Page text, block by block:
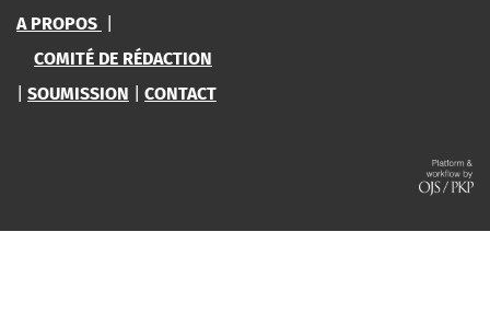
A PROPOS
COMITÉ DE RÉDACTION
SOUMISSION CONTACT